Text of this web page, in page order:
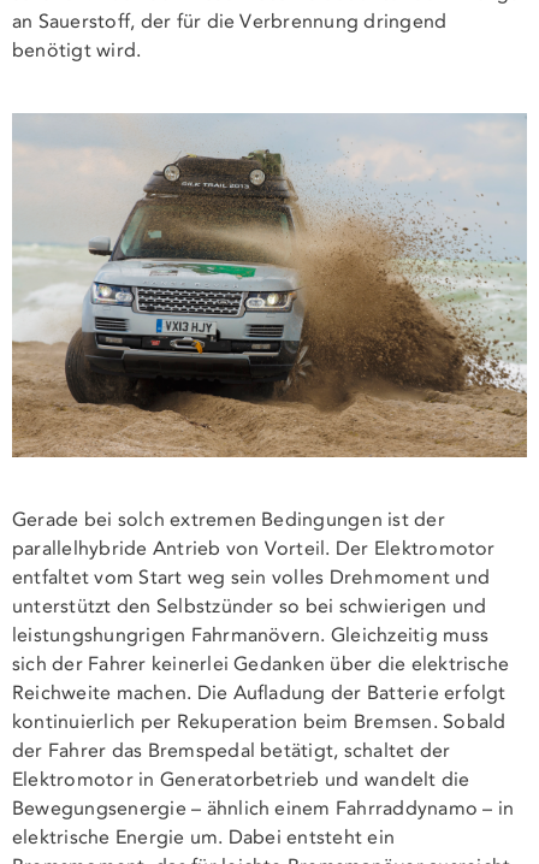
an Sauerstoff, der für die Verbrennung dringend
benötigt wird.
Gerade bei solch extremen Bedingungen ist der
parallelhybride Antrieb von Vorteil. Der Elektromotor
entfaltet vom Start weg sein volles Drehmoment und
unterstützt den Selbstzünder so bei schwierigen und
leistungshungrigen Fahrmanövern. Gleichzeitig muss
sich der Fahrer keinerlei Gedanken über die elektrische
Reichweite machen. Die Aufladung der Batterie erfolgt
kontinuierlich per Rekuperation beim Bremsen. Sobald
der Fahrer das Bremspedal betätigt, schaltet der
Elektromotor in Generatorbetrieb und wandelt die
Bewegungsenergie – ähnlich einem Fahrraddynamo – in
elektrische Energie um. Dabei entsteht ein